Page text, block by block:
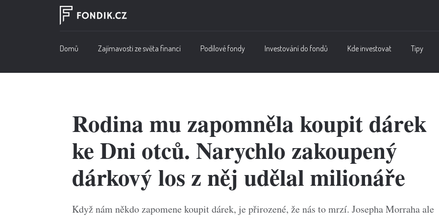
Domů Zajímavosti ze světa financí Podílové fondy Investování do fondů Kde investovat Tipy
Rodina mu zapomněla koupit dárek
ke Dni otců. Narychlo zakoupený
dárkový los z něj udělal milionáře
Když nám někdo zapomene koupit dárek, je přirozené, že nás to mrzí. Josepha Morraha ale